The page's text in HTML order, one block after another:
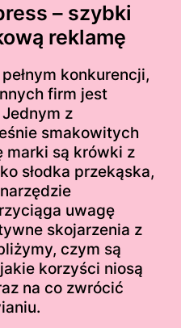
– szybki
reklamę
konkurencji,
firm jest
z
smakowitych
marki są krówki z
słodka przekąska,
uwagę
skojarzenia z
czym są
korzyści niosą
na co zwrócić